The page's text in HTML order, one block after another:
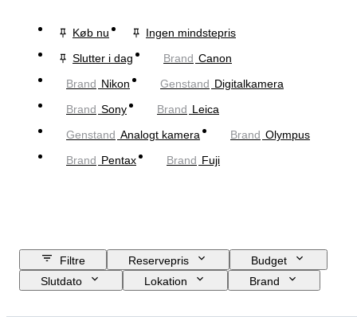
Køb nu
Ingen mindstepris
Slutter i dag
Brand Canon
Brand Nikon Genstand Digitalkamera
Brand Sony Brand Leica
Genstand Analogt kamera Brand Olympus
Brand Pentax Brand Fuji
Filtre Reservepris
Budget
Slutdato
Lokation
Brand